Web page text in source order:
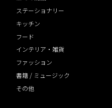
ステーショナリー
キッチン
フード
インテリア・雑貨
ファッション
書籍 / ミュージック
その他